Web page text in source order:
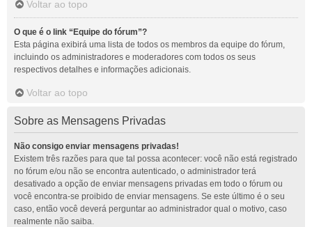
Voltar ao topo
O que é o link “Equipe do fórum”?
Esta página exibirá uma lista de todos os membros da equipe do fórum,
incluindo os administradores e moderadores com todos os seus
respectivos detalhes e informações adicionais.
Voltar ao topo
Sobre as Mensagens Privadas
Não consigo enviar mensagens privadas!
Existem três razões para que tal possa acontecer: você não está registrado
no fórum e/ou não se encontra autenticado, o administrador terá
desativado a opção de enviar mensagens privadas em todo o fórum ou
você encontra-se proibido de enviar mensagens. Se este último é o seu
caso, então você deverá perguntar ao administrador qual o motivo, caso
realmente não saiba.